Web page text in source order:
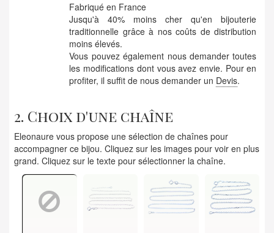
Fabriqué en France
Jusqu'à 40% moins cher qu'en bijouterie
traditionnelle grâce à nos coûts de distribution
moins élevés.
Vous pouvez également nous demander toutes
les modifications dont vous avez envie. Pour en
profiter, il suffit de nous demander un Devis.
2. Choix d'une chaîne
Eleonaure vous propose une sélection de chaînes pour
accompagner ce bijou. Cliquez sur les images pour voir en plus
grand. Cliquez sur le texte pour sélectionner la chaîne.